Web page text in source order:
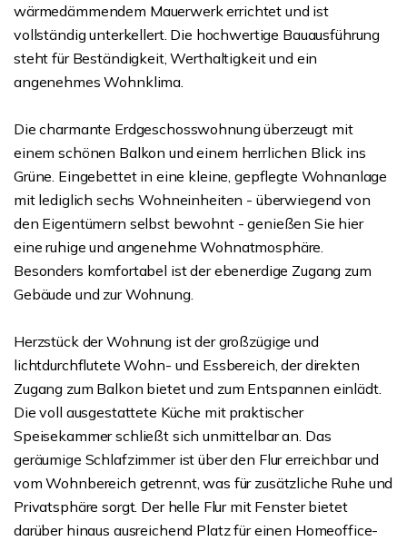
wärmedämmendem Mauerwerk errichtet und ist
vollständig unterkellert. Die hochwertige Bauausführung
steht für Beständigkeit, Werthaltigkeit und ein
angenehmes Wohnklima.
Die charmante Erdgeschosswohnung überzeugt mit
einem schönen Balkon und einem herrlichen Blick ins
Grüne. Eingebettet in eine kleine, gepflegte Wohnanlage
mit lediglich sechs Wohneinheiten - überwiegend von
den Eigentümern selbst bewohnt - genießen Sie hier
eine ruhige und angenehme Wohnatmosphäre.
Besonders komfortabel ist der ebenerdige Zugang zum
Gebäude und zur Wohnung.
Herzstück der Wohnung ist der großzügige und
lichtdurchflutete Wohn- und Essbereich, der direkten
Zugang zum Balkon bietet und zum Entspannen einlädt.
Die voll ausgestattete Küche mit praktischer
Speisekammer schließt sich unmittelbar an. Das
geräumige Schlafzimmer ist über den Flur erreichbar und
vom Wohnbereich getrennt, was für zusätzliche Ruhe und
Privatsphäre sorgt. Der helle Flur mit Fenster bietet
darüber hinaus ausreichend Platz für einen Homeoffice-